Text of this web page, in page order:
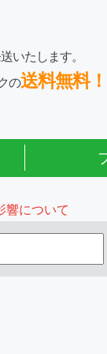
いたします。
の送料無料！
響について